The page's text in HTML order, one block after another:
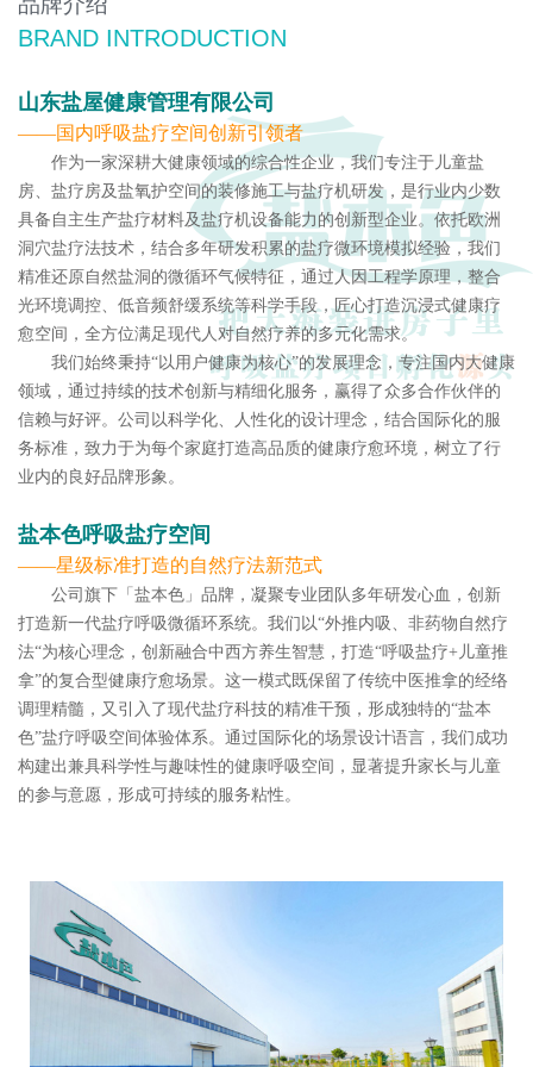
BRAND INTRODUCTION
‌山东盐屋健康管理有限公司‌
——国内呼吸盐疗空间创新引领者
作为一家深耕大健康领域的综合性企业，我们专注于儿童盐
房、盐疗房及盐氧护空间的装修施工与盐疗机研发，是行业内少数
具备自主生产盐疗材料及盐疗机设备能力的创新型企业。依托欧洲
洞穴盐疗法技术，结合多年研发积累的盐疗微环境模拟经验，我们
精准还原自然盐洞的微循环气候特征，通过人因工程学原理，整合
光环境调控、低音频舒缓系统等科学手段，匠心打造沉浸式健康疗
愈空间，全方位满足现代人对自然疗养的多元化需求。
我们始终秉持“以用户健康为核心”的发展理念，专注国内大健康
领域，通过持续的技术创新与精细化服务，赢得了众多合作伙伴的
信赖与好评。公司以科学化、人性化的设计理念，结合国际化的服
务标准，致力于为每个家庭打造高品质的健康疗愈环境，树立了行
业内的良好品牌形象。
‌盐本色呼吸盐疗空间‌
——星级标准打造的自然疗法新范式
公司旗下「盐本色」品牌，凝聚专业团队多年研发心血，创新
打造新一代盐疗呼吸微循环系统。我们以“外推内吸、非药物自然疗
法“为核心理念，创新融合中西方养生智慧，打造“呼吸盐疗+儿童推
拿”的复合型健康疗愈场景。这一模式既保留了传统中医推拿的经络
调理精髓，又引入了现代盐疗科技的精准干预，形成独特的“盐本
色”盐疗呼吸空间体验体系。通过国际化的场景设计语言，我们成功
构建出兼具科学性与趣味性的健康呼吸空间，显著提升家长与儿童
的参与意愿，形成可持续的服务粘性。